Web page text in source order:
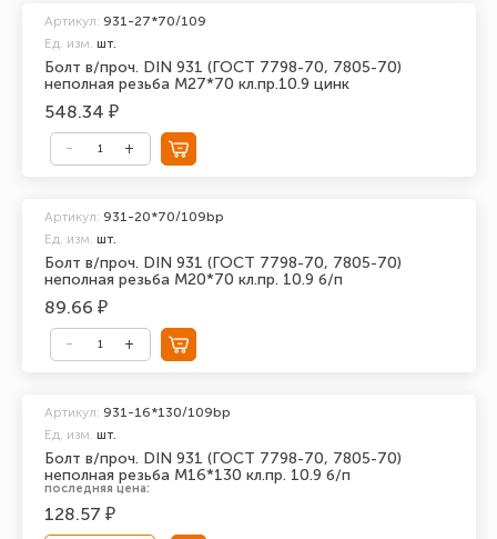
Болт в/проч. DIN 931 (ГОСТ 7798-70, 7805-70)
неполная резьба М27*70 кл.пр.10.9 цинк
Артикул: 931-27*70/109
Ед. изм. шт.
548.34 ₽
Болт в/проч. DIN 931 (ГОСТ 7798-70, 7805-70)
неполная резьба М20*70 кл.пр. 10.9 б/п
Артикул: 931-20*70/109bp
Ед. изм. шт.
89.66 ₽
Болт в/проч. DIN 931 (ГОСТ 7798-70, 7805-70)
неполная резьба М16*130 кл.пр. 10.9 б/п
Артикул: 931-16*130/109bp
Ед. изм. шт.
последняя цена:
128.57 ₽